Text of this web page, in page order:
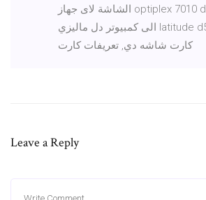
الشاشة لاى جهاز optiplex 7010 dell, تنصيب الصوت
الى كمبيوتر دل ماليزي latitude d520, ل745تعريفات
كارت شاشه دي, تعريفات كارت
Leave a Reply